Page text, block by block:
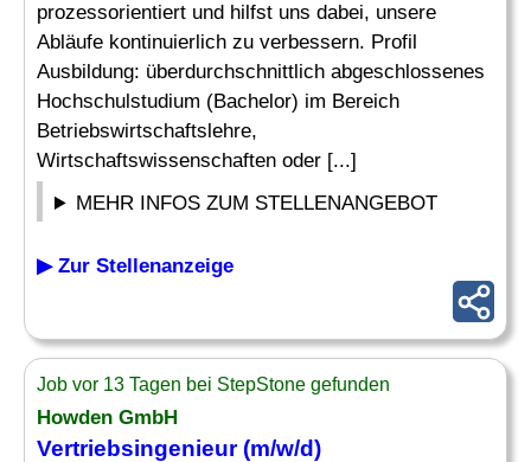
prozessorientiert und hilfst uns dabei, unsere
Abläufe kontinuierlich zu verbessern. Profil
Ausbildung: überdurchschnittlich abgeschlossenes
Hochschulstudium (Bachelor) im Bereich
Betriebswirtschaftslehre,
Wirtschaftswissenschaften oder [...]
MEHR INFOS ZUM STELLENANGEBOT
▶ Zur Stellenanzeige
Job vor 13 Tagen bei StepStone gefunden
Howden GmbH
Vertriebsingenieur (m/w/d)